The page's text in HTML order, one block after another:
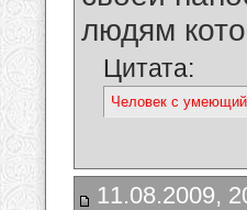
людям
Цитата:
Человек с умеющий
11.08.2009,